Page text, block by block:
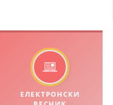
ЕЛЕКТРОНСКИ